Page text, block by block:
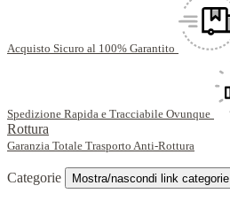
Acquisto Sicuro al 100% Garantito
Spedizione Rapida e Tracciabile Ovunque
Rottura
Garanzia Totale Trasporto Anti-Rottura
Categorie Mostra/nascondi link categorie